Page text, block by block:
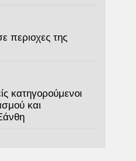
περιοχες της
κατηγορούμενοι
και